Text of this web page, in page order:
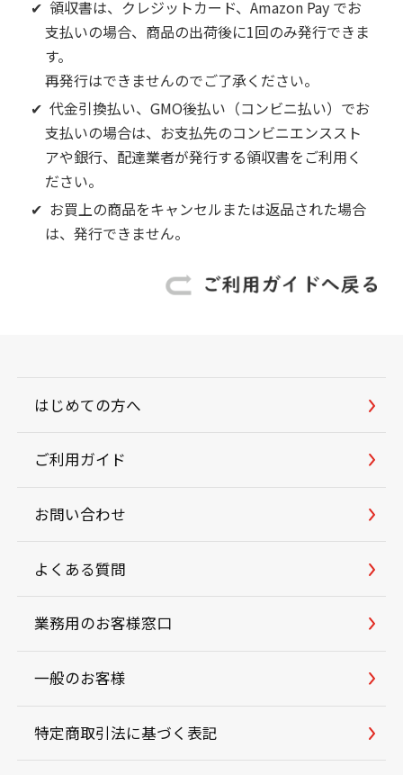
✔ 領収書は、クレジットカード、Amazon Pay でお
支払いの場合、商品の出荷後に1回のみ発行できま
す。
再発行はできませんのでご了承ください。
✔ 代金引換払い、GMO後払い（コンビニ払い）でお
支払いの場合は、 お支払先のコンビニエンススト
アや銀行、配達業者が発行する領収書をご利用く
ださい。
✔ お買上の商品をキャンセルまたは返品された場合
は、発行できません。
はじめての方へ
ご利用ガイド
お問い合わせ
よくある質問
業務用のお客様窓口
一般のお客様
特定商取引法に基づく表記